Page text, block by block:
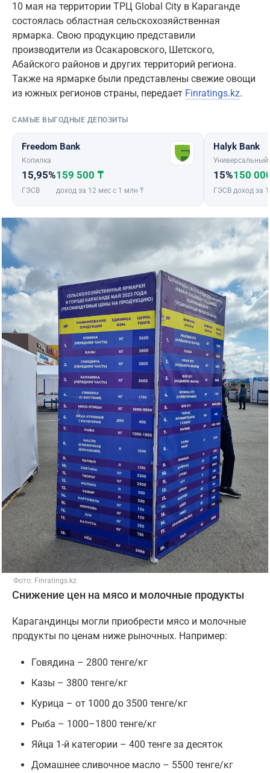
10 мая на территории ТРЦ Global City в Караганде
состоялась областная сельскохозяйственная
ярмарка. Свою продукцию представили
производители из Осакаровского, Шетского,
Абайского районов и других территорий региона.
Также на ярмарке были представлены свежие овощи
из южных регионов страны, передает Finratings.kz.
САМЫЕ ВЫГОДНЫЕ ДЕПОЗИТЫ
Freedom Bank
Копилка
15,95%
ГЭСВ
159 500 ₸
доход за 12 мес с 1 млн ₸
Halyk Bank
Универсальный
15%
ГЭСВ
150
доход за
Фото: Finratings.kz
Снижение цен на мясо и молочные продукты
Карагандинцы могли приобрести мясо и молочные
продукты по ценам ниже рыночных. Например:
Говядина – 2800 тенге/кг
Казы – 3800 тенге/кг
Курица – от 1000 до 3500 тенге/кг
Рыба – 1000–1800 тенге/кг
Яйца 1-й категории – 400 тенге за десяток
Домашнее сливочное масло – 5500 тенге/кг